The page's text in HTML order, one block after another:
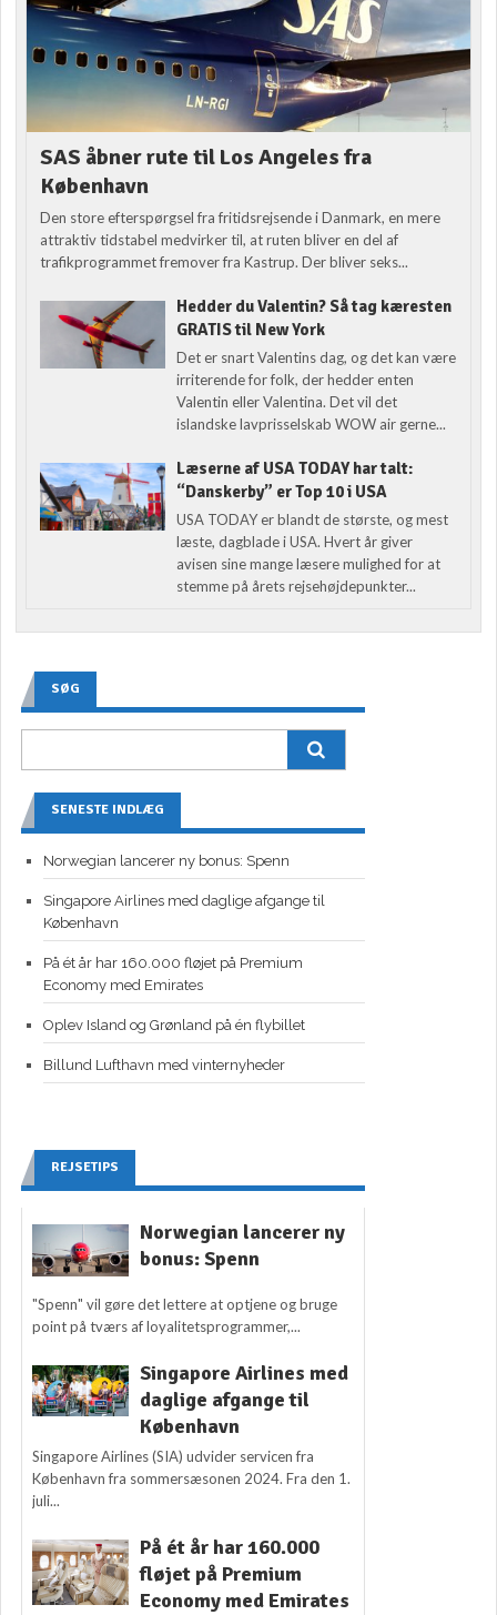
SAS åbner rute til Los Angeles fra
København
Den store efterspørgsel fra fritidsrejsende i Danmark, en mere
attraktiv tidstabel medvirker til, at ruten bliver en del af
trafikprogrammet fremover fra Kastrup. Der bliver seks...
Hedder du Valentin? Så tag kæresten
GRATIS til New York
Det er snart Valentins dag, og det kan være
irriterende for folk, der hedder enten
Valentin eller Valentina. Det vil det
islandske lavprisselskab WOW air gerne...
Læserne af USA TODAY har talt:
“Danskerby” er Top 10 i USA
USA TODAY er blandt de største, og mest
læste, dagblade i USA. Hvert år giver
avisen sine mange læsere mulighed for at
stemme på årets rejsehøjdepunkter...
SØG
SENESTE INDLÆG
Norwegian lancerer ny bonus: Spenn
Singapore Airlines med daglige afgange til
København
På ét år har 160.000 fløjet på Premium
Economy med Emirates
Oplev Island og Grønland på én flybillet
Billund Lufthavn med vinternyheder
REJSETIPS
Norwegian lancerer ny
bonus: Spenn
"Spenn" vil gøre det lettere at optjene og bruge
point på tværs af loyalitetsprogrammer,...
Singapore Airlines med
daglige afgange til
København
Singapore Airlines (SIA) udvider servicen fra
København fra sommersæsonen 2024. Fra den 1.
juli...
På ét år har 160.000
fløjet på Premium
Economy med Emirates